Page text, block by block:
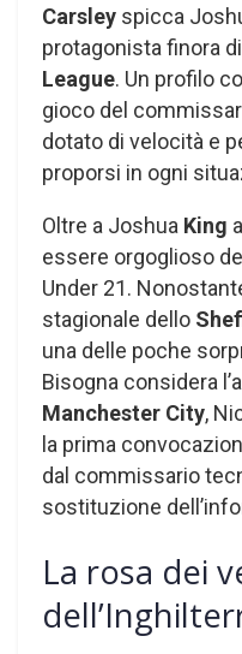
Carsley spicca
protagonista finora
League. Un profilo
gioco del
dotato di velocità e
proporsi in ogni
Oltre a Joshua King
essere orgoglioso
Under 21.
stagionale dello
una delle poche
Bisogna considera
Manchester City,
la prima
dal commissario
sostituzione
La rosa dei